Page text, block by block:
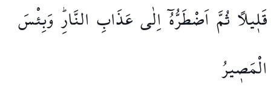
قَل۪يلًا ثُمَّاَضْطَرُّهُٓاِلٰى عَذَابِ النَّارِۜوَبِئْسَ
الْمَص۪يرُ